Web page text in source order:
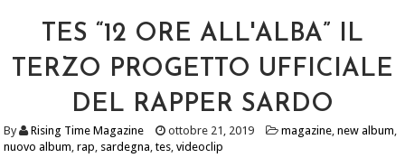
TES “12 ORE ALL'ALBA” IL
TERZO PROGETTO UFFICIALE
DEL RAPPER SARDO
By Rising Time Magazine ottobre 21, 2019 magazine,new album,
nuovo album,rap, sardegna,tes,videoclip